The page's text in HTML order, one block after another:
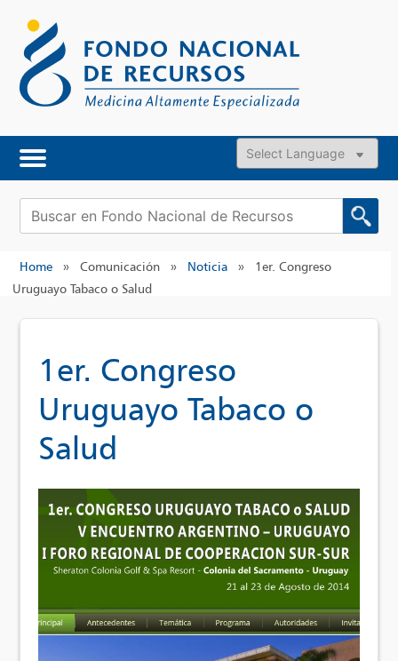
content
Powered by
Buscar:
Home » Comunicación » Noticia »
1er. Congreso
Uruguayo Tabaco o Salud
1er. Congreso
Uruguayo Tabaco o
Salud